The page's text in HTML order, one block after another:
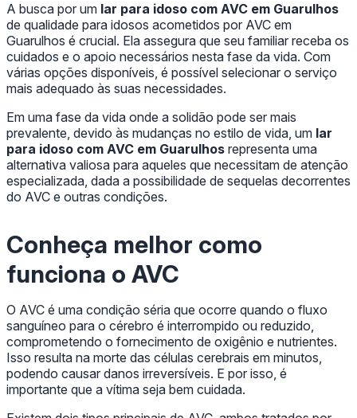
A busca por um lar para idoso com AVC em Guarulhos
de qualidade para idosos acometidos por AVC em
Guarulhos é crucial. Ela assegura que seu familiar receba os
cuidados e o apoio necessários nesta fase da vida. Com
várias opções disponíveis, é possível selecionar o serviço
mais adequado às suas necessidades.
Em uma fase da vida onde a solidão pode ser mais
prevalente, devido às mudanças no estilo de vida, um lar
para idoso com AVC em Guarulhos representa uma
alternativa valiosa para aqueles que necessitam de atenção
especializada, dada a possibilidade de sequelas decorrentes
do AVC e outras condições.
Conheça melhor como
funciona o AVC
O AVC é uma condição séria que ocorre quando o fluxo
sanguíneo para o cérebro é interrompido ou reduzido,
comprometendo o fornecimento de oxigênio e nutrientes.
Isso resulta na morte das células cerebrais em minutos,
podendo causar danos irreversíveis. E por isso, é
importante que a vítima seja bem cuidada.